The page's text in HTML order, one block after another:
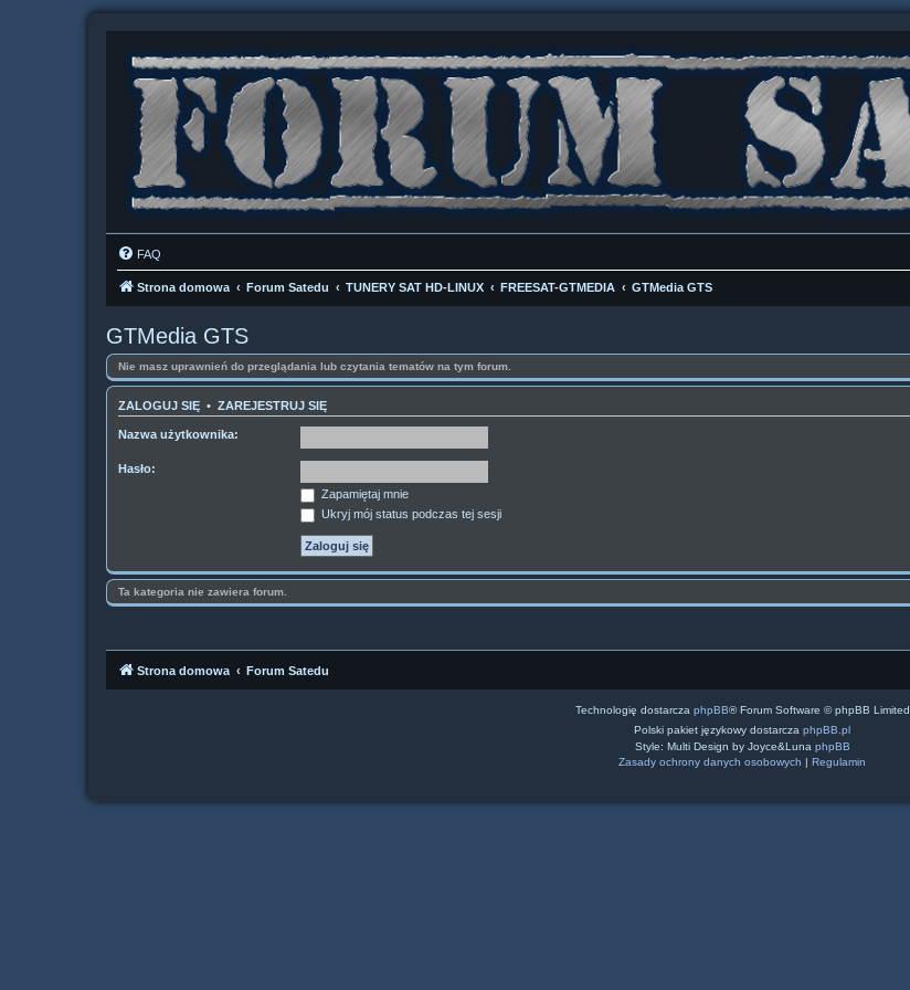
FAQ
Strona domowa Forum Satedu TUNERY SAT HD-LINUX FREESAT-GTMEDIA GTMedia GTS
GTMedia GTS
Nie masz uprawnień do przeglądania lub czytania tematów na tym forum.
ZALOGUJ SIĘ • ZAREJESTRUJ SIĘ
Nazwa użytkownika:
Hasło:
Zapamiętaj mnie
Ukryj mój status podczas tej sesji
Ta kategoria nie zawiera forum.
Strona domowa Forum Satedu
Technologię dostarcza phpBB® Forum Software © phpBB Limited
Polski pakiet językowy dostarcza phpBB.pl
Style: Multi Design by Joyce&Luna phpBB
Zasady ochrony danych osobowych | Regulamin